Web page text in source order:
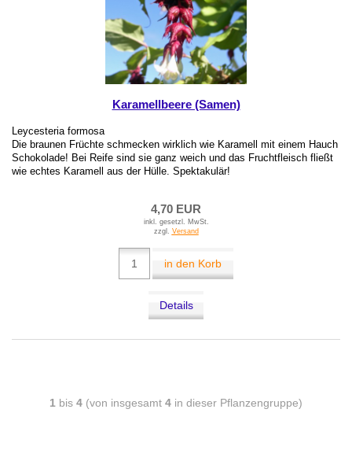
Karamellbeere (Samen)
Leycesteria formosa
Die braunen Früchte schmecken wirklich wie Karamell mit einem Hauch
Schokolade! Bei Reife sind sie ganz weich und das Fruchtfleisch fließt
wie echtes Karamell aus der Hülle. Spektakulär!
4,70 EUR
inkl. gesetzl. MwSt.
zzgl. Versand
in den Korb
Details
1 bis 4 (von insgesamt 4 in dieser Pflanzengruppe)